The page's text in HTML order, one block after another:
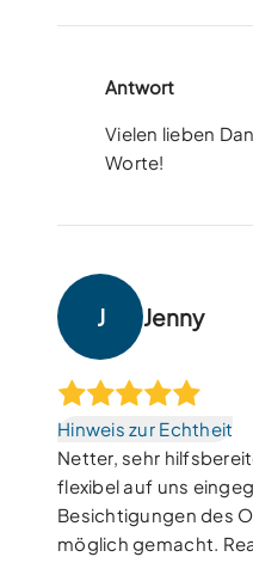
Antwort
Vielen lieben
Worte!
J Jenny
Hinweis zur Echtheit
Netter, sehr
flexibel auf uns
Besichtigungen des
möglich gemacht.